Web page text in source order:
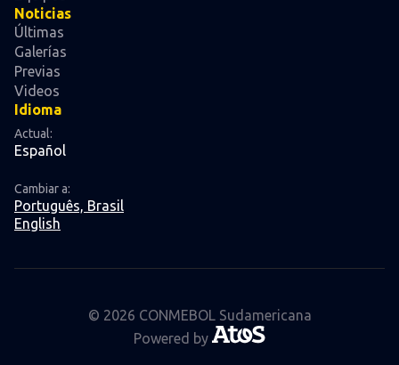
Noticias
Últimas
Galerías
Previas
Videos
Idioma
Actual:
Español
Cambiar a:
Português, Brasil
English
© 2026 CONMEBOL Sudamericana
Powered by